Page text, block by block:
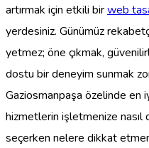
artırmak için etkili birweb
yerdesiniz. Günümüz
yetmez; öne çıkmak,
dostu bir deneyim sunmak
Gaziosmanpaşa özelinde en
hizmetlerin işletmenize nasıl
seçerken nelere dikkat